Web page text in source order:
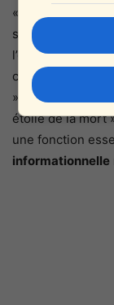
« Pour le public
superpuissance
l’extérieur, cela
capacités que
», résume
étoile de la mort
une fonction
informationnelle